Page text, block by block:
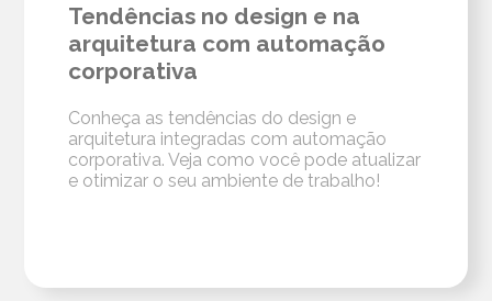
Tendências no design e na
arquitetura com automação
corporativa
Conheça as tendências do design e
arquitetura integradas com automação
corporativa. Veja como você pode atualizar
e otimizar o seu ambiente de trabalho!